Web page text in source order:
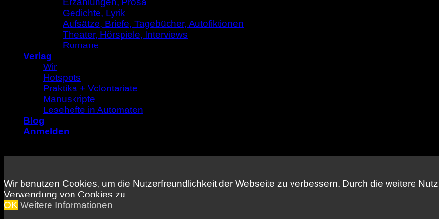
Gedichte, Lyrik
Aufsätze, Briefe, Tagebücher, Autofiktionen
Theater, Hörspiele, Interviews
Romane
Verlag
Wir
Hotspots
Praktika + Volontariate
Manuskripte
Lesehefte in Automaten
Blog
Anmelden
Wir benutzen Cookies, um die Nutzerfreundlichkeit der Webseite zu verbessern. Durch die weitere
Verwendung von Cookies zu.
OK Weitere Informationen